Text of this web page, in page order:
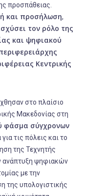
προσπάθειας.
και προσήλωση,
τον ρόλο της
και ψηφιακού
Κεντρικής
στο πλαίσιο
Μακεδονίας στη
φάσμα σύγχρονων
τις πόλεις και το
της Τεχνητής
ανάπτυξη ψηφιακών
με την
της υπολογιστικής